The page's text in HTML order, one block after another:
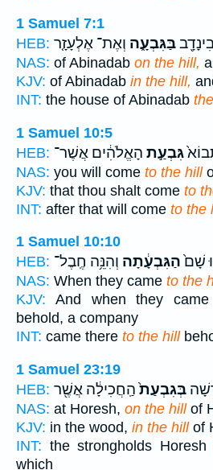
1 Samuel 7:1
HEB:
בַּגִּבְעָ֑ה וְאֶת־ אֶלְעָזָ֤ר
NAS: of Abinadab on the hill,
KJV: of Abinadab in the hill,
INT: the house of Abinadab
1 Samuel 10:5
HEB:
גִּבְעַ֣ת הָאֱלֹהִ֔ים אֲשֶׁר־
NAS: you will come to the hill
KJV: that thou shalt come to
INT: after that will come to the
1 Samuel 10:10
HEB:
שָׁם֙הַגִּבְעָ֔תָה וְהִנֵּ֥ה חֶֽבֶל־
NAS: When they came to the
KJV: And when they came
behold, a company
INT: came there to the hill
1 Samuel 23:19
HEB:
בְּגִבְעַת֙הַֽחֲכִילָ֔ה אֲשֶׁ֖ר
NAS: at Horesh, on the hillof
KJV: in the wood, in the hillof
INT: the strongholds Horesh
which